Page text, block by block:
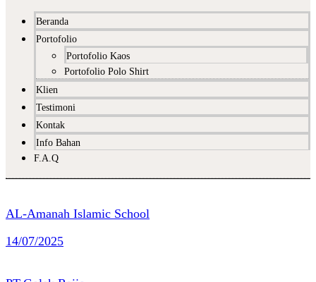
Beranda
Portofolio
Portofolio Kaos
Portofolio Polo Shirt
Klien
Testimoni
Kontak
Info Bahan
F.A.Q
AL-Amanah Islamic School
14/07/2025